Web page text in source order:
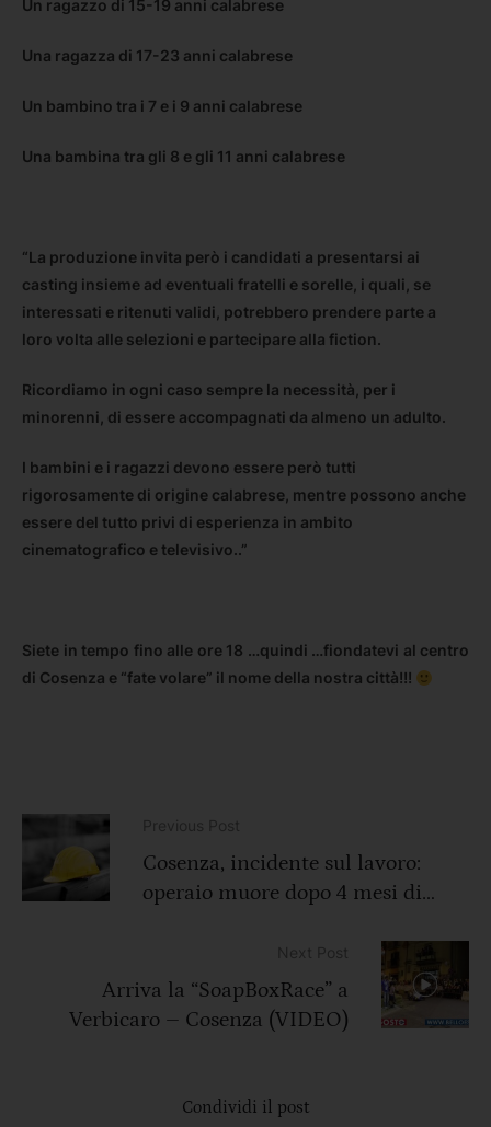
Un ragazzo di 15-19 anni calabrese
Una ragazza di 17-23 anni calabrese
Un bambino tra i 7 e i 9 anni calabrese
Una bambina tra gli 8 e gli 11 anni calabrese
“La produzione invita però i candidati a presentarsi ai
casting insieme ad eventuali fratelli e sorelle, i quali, se
interessati e ritenuti validi, potrebbero prendere parte a
loro volta alle selezioni e partecipare alla fiction.
Ricordiamo in ogni caso sempre la necessità, per i
minorenni, di essere accompagnati da almeno un adulto.
I bambini e i ragazzi devono essere però tutti
rigorosamente di origine calabrese, mentre possono anche
essere del tutto privi di esperienza in ambito
cinematografico e televisivo..”
Siete in tempo fino alle ore 18 …quindi …fiondatevi al centro
di Cosenza e “fate volare” il nome della nostra città!!!
Cosenza, incidente sul lavoro:
operaio muore dopo 4 mesi di
Arriva la “SoapBoxRace” a
Verbicaro – Cosenza (VIDEO)
Condividi il post